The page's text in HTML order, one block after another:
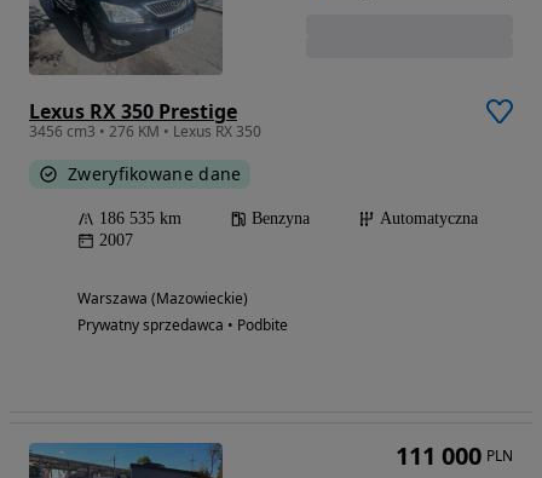
Lexus RX 350 Prestige
3456 cm3 • 276 KM • Lexus RX 350
Zweryfikowane dane
186 535 km Benzyna
Automatyczna
2007
Warszawa (Mazowieckie)
Prywatny sprzedawca • Podbite
111 000 PLN